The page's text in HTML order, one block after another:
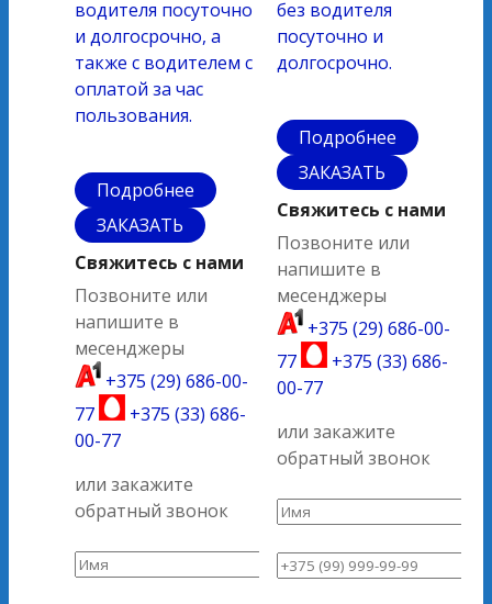
водителя посуточно
и долгосрочно, а
также с водителем с
оплатой за час
пользования.
Подробнее
ЗАКАЗАТЬ
Свяжитесь с нами
Позвоните или
напишите в
месенджеры
+375 (29) 686-00-
77
+375 (33) 686-
00-77
или закажите
обратный звонок
без водителя
посуточно и
долгосрочно.
Подробнее
ЗАКАЗАТЬ
Свяжитесь с нами
Позвоните или
напишите в
месенджеры
+375 (29) 686-00-
77
+375 (33) 686-
00-77
или закажите
обратный звонок